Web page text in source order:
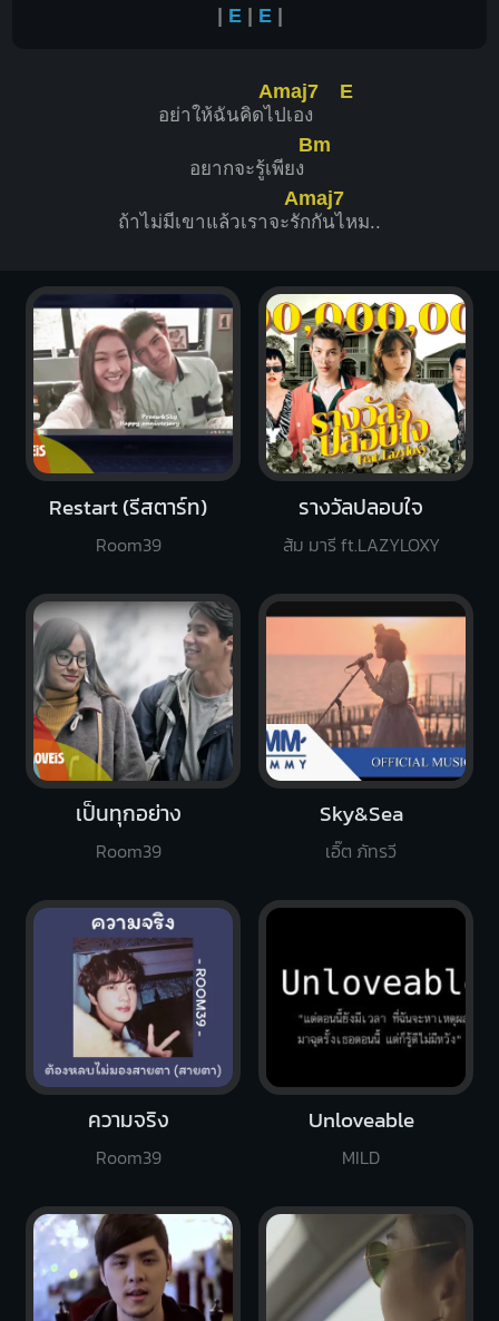
| E| E|
อย่าให้ฉันคิดไ
Amaj7
ปเอง
E
อยากจะรู้เพียง
Bm
ถ้าไม่มีเขาแล้วเราจะรั
Amaj7
กกันไหม..
Restart (รีสตาร์ท)
Room39
รางวัลปลอบใจ
ส้ม มารี ft.LAZYLOXY
เป็นทุกอย่าง
Room39
Sky&Sea
เอิ๊ต ภัทรวี
ความจริง
Room39
Unloveable
MILD